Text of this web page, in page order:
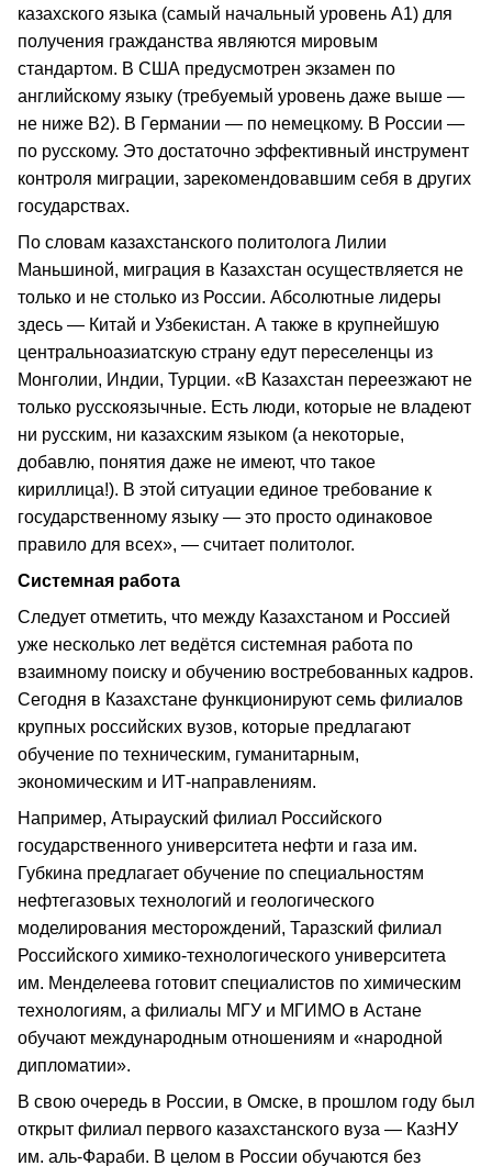
казахского языка (самый начальный уровень А1) для
получения гражданства являются мировым
стандартом. В США предусмотрен экзамен по
английскому языку (требуемый уровень даже выше —
не ниже B2). В Германии — по немецкому. В России —
по русскому. Это достаточно эффективный инструмент
контроля миграции, зарекомендовавшим себя в других
государствах.
По словам казахстанского политолога Лилии
Маньшиной, миграция в Казахстан осуществляется не
только и не столько из России. Абсолютные лидеры
здесь — Китай и Узбекистан. А также в крупнейшую
центральноазиатскую страну едут переселенцы из
Монголии, Индии, Турции. «В Казахстан переезжают не
только русскоязычные. Есть люди, которые не владеют
ни русским, ни казахским языком (а некоторые,
добавлю, понятия даже не имеют, что такое
кириллица!). В этой ситуации единое требование к
государственному языку — это просто одинаковое
правило для всех», — считает политолог.
Системная работа
Следует отметить, что между Казахстаном и Россией
уже несколько лет ведётся системная работа по
взаимному поиску и обучению востребованных кадров.
Сегодня в Казахстане функционируют семь филиалов
крупных российских вузов, которые предлагают
обучение по техническим, гуманитарным,
экономическим и ИТ-направлениям.
Например, Атырауский филиал Российского
государственного университета нефти и газа им.
Губкина предлагает обучение по специальностям
нефтегазовых технологий и геологического
моделирования месторождений, Таразский филиал
Российского химико-технологического университета
им. Менделеева готовит специалистов по химическим
технологиям, а филиалы МГУ и МГИМО в Астане
обучают международным отношениям и «народной
дипломатии».
В свою очередь в России, в Омске, в прошлом году был
открыт филиал первого казахстанского вуза — КазНУ
им. аль-Фараби. В целом в России обучаются без